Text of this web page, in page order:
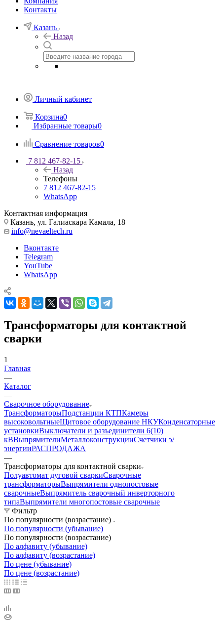
Контакты
Казань
Назад
Личный кабинет
Корзина0
Избранные товары0
Сравнение товаров0
7 812 467-82-15
Назад
Телефоны
7 812 467-82-15
WhatsApp
Контактная информация
Казань, ул. Галиаскара Камала, 18
info@nevaeltech.ru
Вконтакте
Telegram
YouTube
WhatsApp
Трансформаторы для контактной
сварки
1
Главная
—
Каталог
—
Сварочное оборудование
ТрансформаторыПодстанции КТПКамеры
высоковольтныеЩитовое оборудование НКУКонденсаторные
установкиВыключатели и разъединители 6(10)
кВВыпрямителиМеталлоконструкцииСчетчики э/
энергииРАСПРОДАЖА
—
Трансформаторы для контактной сварки
Полуавтомат дуговой сваркиСварочные
трансформаторыВыпрямители однопостовые
сварочныеВыпрямитель сварочный инверторного
типаВыпрямители многопостовые сварочные
Фильтр
По популярности (возрастание)
По популярности (убывание)
По популярности (возрастание)
По алфавиту (убывание)
По алфавиту (возрастание)
По цене (убывание)
По цене (возрастание)